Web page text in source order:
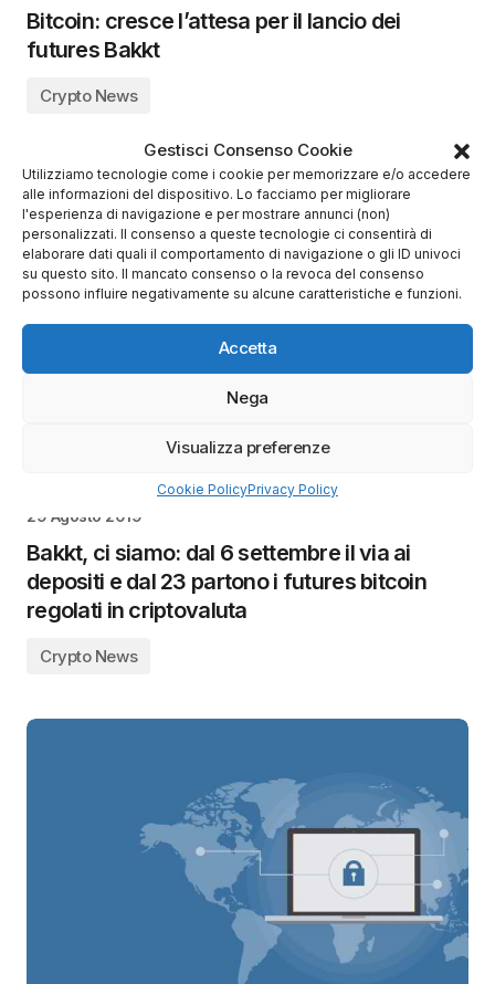
Gestisci Consenso Cookie
Utilizziamo tecnologie come i cookie per memorizzare e/o accedere
alle informazioni del dispositivo. Lo facciamo per migliorare
l'esperienza di navigazione e per mostrare annunci (non)
personalizzati. Il consenso a queste tecnologie ci consentirà di
elaborare dati quali il comportamento di navigazione o gli ID univoci
su questo sito. Il mancato consenso o la revoca del consenso
possono influire negativamente su alcune caratteristiche e funzioni.
Accetta
Nega
Visualizza preferenze
Cookie PolicyPrivacy Policy
Bitcoin: cresce l’attesa per il lancio dei
futures Bakkt
Crypto News
29 Agosto 2019
Bakkt, ci siamo: dal 6 settembre il via ai
depositi e dal 23 partono i futures bitcoin
regolati in criptovaluta
Crypto News